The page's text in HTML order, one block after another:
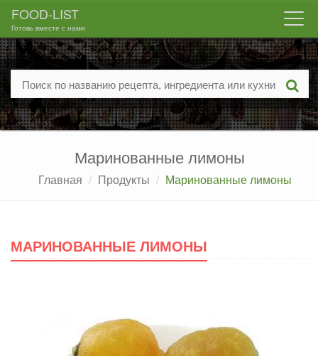
FOOD-LIST
Готовь вместе с нами
Маринованные лимоны
Главная Продукты Маринованные лимоны
МАРИНОВАННЫЕ ЛИМОНЫ